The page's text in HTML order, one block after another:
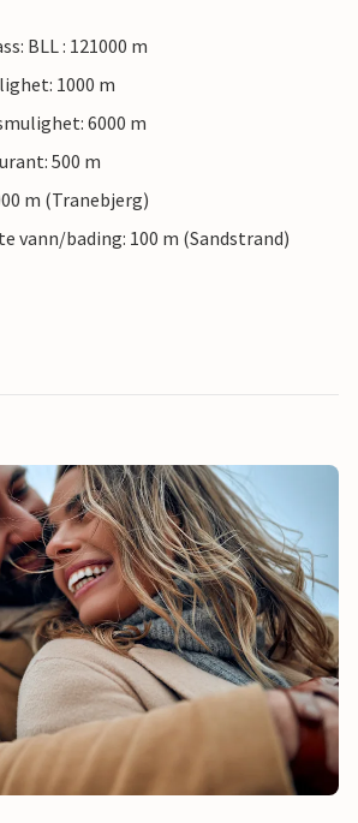
BLL : 121000 m
1000 m
6000 m
500 m
m (Tranebjerg)
vann/bading: 100 m (Sandstrand)